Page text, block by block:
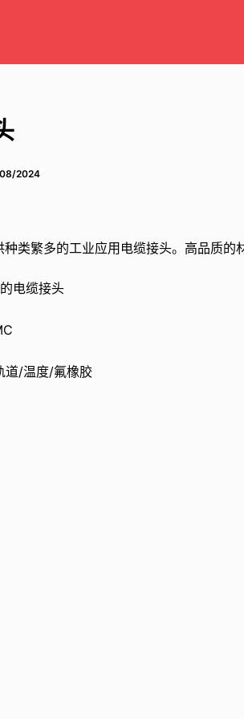
2024
类繁多的工业应用电缆接头。高品质的
电缆接头
道/温度/氟橡胶